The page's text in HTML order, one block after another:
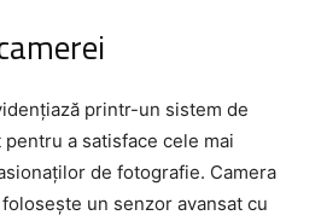
printr-un sistem de
a satisface cele mai
de fotografie. Camera
un senzor avansat cu